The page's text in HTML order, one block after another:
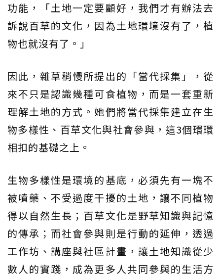
功能，「土地一定要顧好，我們才有辦法去
訴說百草的文化，因為土地環境沒有了，植
物也就沒有了。」
因此，雜草稍慢所提出的「當代採集」，從
來不只是認識幾種可食植物，而是一套重新
理解土地的方式。她們將當代採集建立在生
物多樣性、百草文化與社會參與，這3個環環
相扣的基礎之上。
生物多樣性是環境的基底，必須先有一塊不
被噴藥、不受過度干擾的土地，讓不同植物
得以自然生長；百草文化是野草知識與記憶
的傳承；而社會參與則是行動的延伸，透過
工作坊、講座與社區計畫，讓土地知識從少
數人的實踐，成為更多人共同參與的生活方